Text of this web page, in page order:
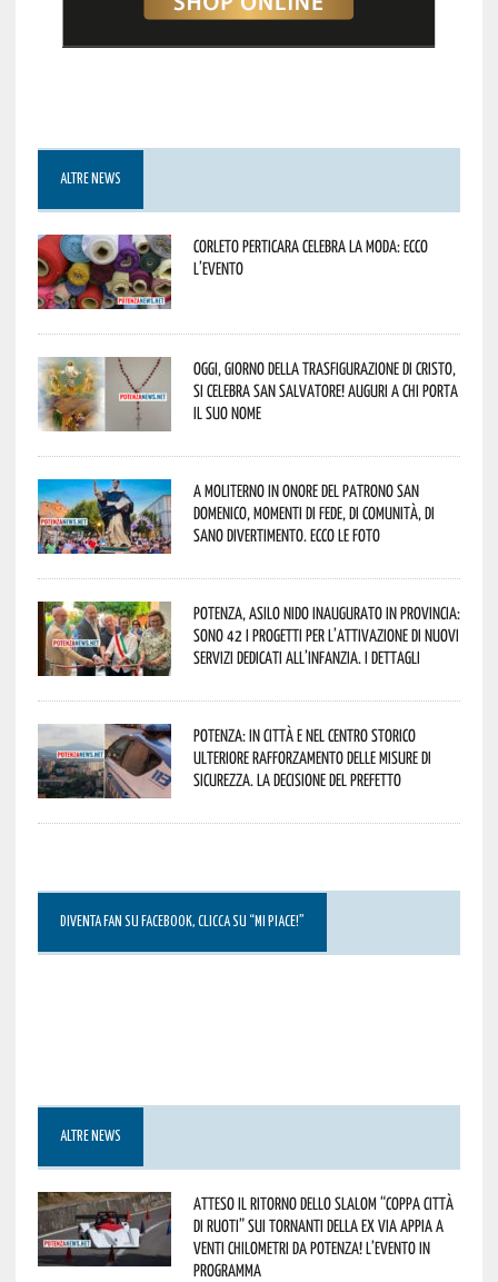
ALTRE NEWS
Corleto Perticara celebra la moda: ecco
l’evento
Oggi, giorno della Trasfigurazione di Cristo,
si celebra San Salvatore! Auguri a chi porta
il suo nome
A Moliterno in onore del Patrono San
Domenico, momenti di fede, di comunità, di
sano divertimento. Ecco le foto
Potenza, asilo nido inaugurato in provincia:
sono 42 i progetti per l’attivazione di nuovi
servizi dedicati all’infanzia. I dettagli
Potenza: in città e nel centro storico
ulteriore rafforzamento delle misure di
sicurezza. La decisione del Prefetto
DIVENTA FAN SU FACEBOOK, CLICCA SU “MI PIACE!”
ALTRE NEWS
Atteso il ritorno dello slalom “Coppa Città
di Ruoti” sui tornanti della ex via Appia a
venti chilometri da Potenza! L’evento in
programma